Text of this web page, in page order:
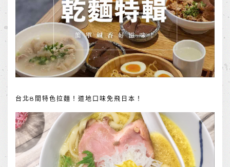
台北8間特色拉麵！道地口味免飛日本！